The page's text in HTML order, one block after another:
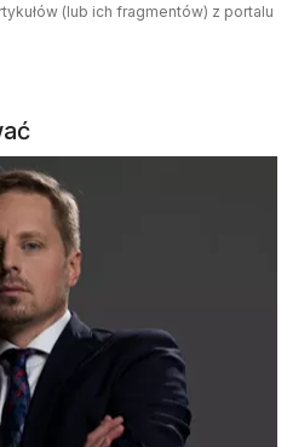
(lub ich fragmentów) z portalu